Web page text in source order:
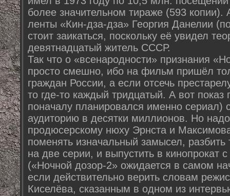
более значительном тираже (593 копии).
ленты «Кин-дза-дза» Георгия Данелии
стоит заикаться, поскольку её увидел
девятнадцатый житель СССР.
Так что о «всенародности» признания
просто смешно, ибо на фильм пришёл
граждан России, а если отсечь
то где-то каждый тридцатый. А вот
поначалу планировался именно сериал)
аудиторию в десятки миллионов. Но
продюсерскому нюху Эрнста и
поменять изначальный замысел, разбить
на две серии, и выпустить в кинопрокат
(«Ночной дозор-2» ожидается в самом
если действительно верить словам
Киселёва, сказанным в одном из